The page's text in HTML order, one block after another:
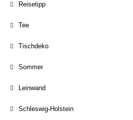
Reisetipp
Tee
Tischdeko
Sommer
Leinwand
Schleswig-Holstein